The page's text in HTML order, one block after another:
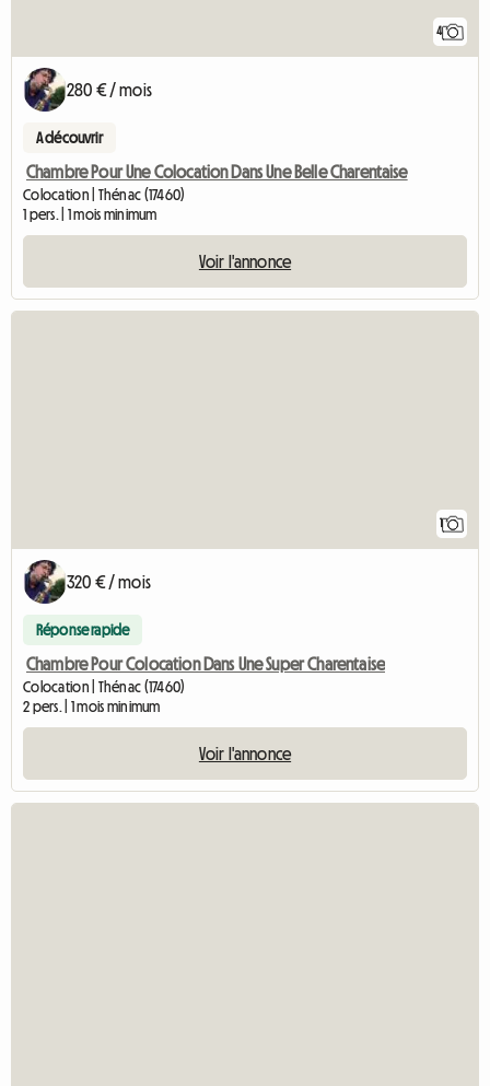
4
280 € / mois
A découvrir
Chambre Pour Une Colocation Dans Une Belle Charentaise
Colocation | Thénac (17460)
1 pers. | 1 mois minimum
Voir l'annonce
1
320 € / mois
Réponse rapide
Chambre Pour Colocation Dans Une Super Charentaise
Colocation | Thénac (17460)
2 pers. | 1 mois minimum
Voir l'annonce